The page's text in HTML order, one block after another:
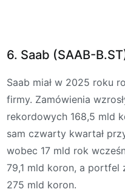
6. Saab (SAAB-
Saab miał w 2025 roku
firmy. Zamówienia
rekordowych 168,5 mld
sam czwarty kwartał
wobec 17 mld rok
79,1 mld koron, a portfel
275 mld koron.